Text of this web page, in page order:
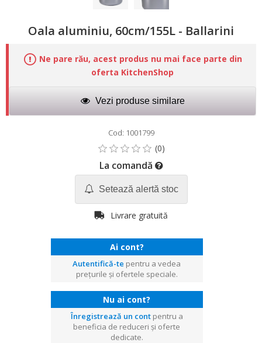
Oala aluminiu, 60cm/155L - Ballarini
Ne pare rău, acest produs nu mai face parte din
oferta KitchenShop
Vezi produse similare
Cod: 1001799
La comandă
Setează alertă stoc
Livrare gratuită
Ai cont?
Autentifică-te pentru a vedea
prețurile și ofertele speciale.
Nu ai cont?
Înregistrează un contpentru a
beneficia de reduceri și oferte
dedicate.